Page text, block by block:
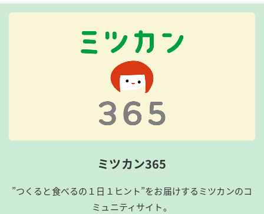
ミツカン365
”つくると食べるの１日１ヒント”をお届けするミツカンのコ
ミュニティサイト。